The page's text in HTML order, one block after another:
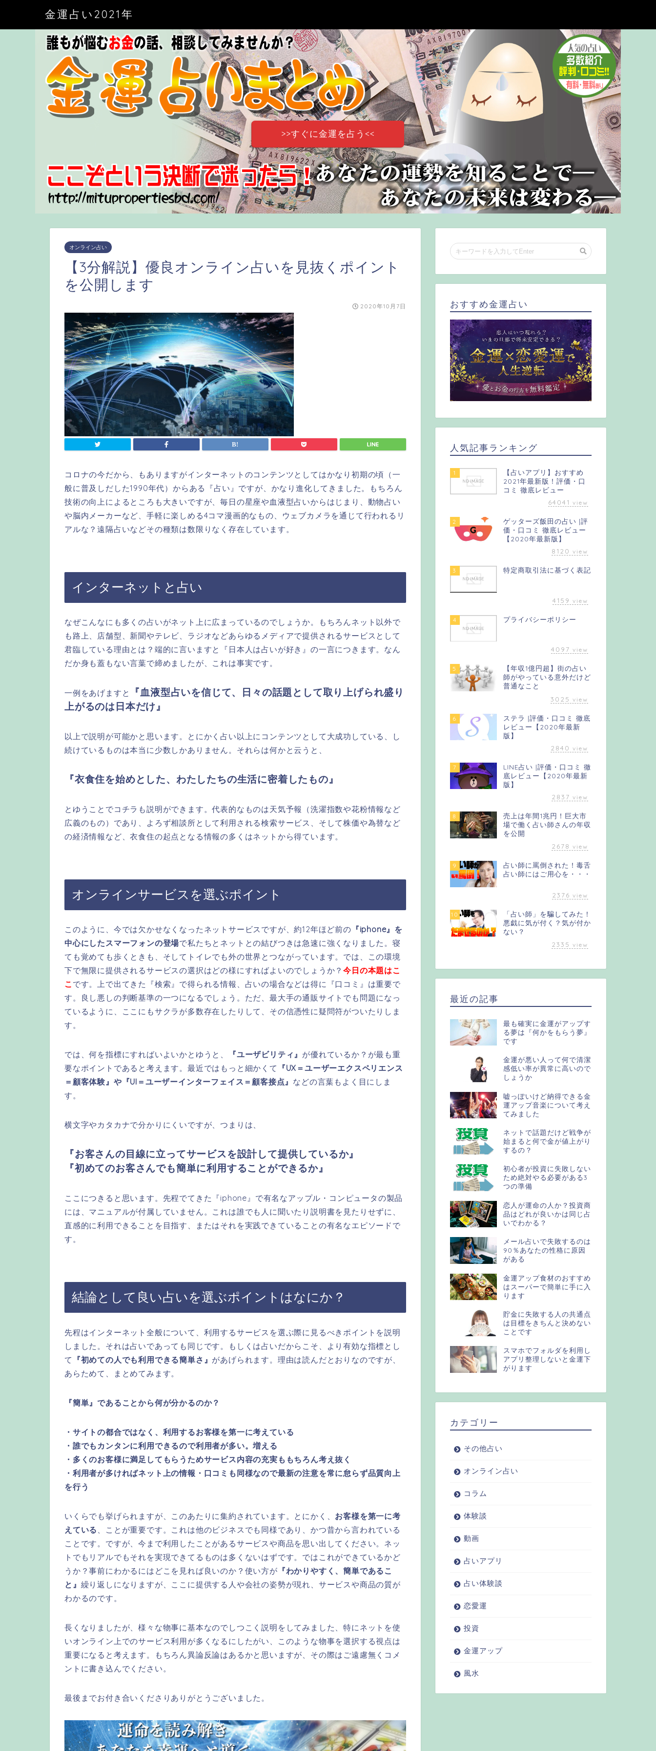
金運占い2021年
>>すぐに金運を占う<<
オンライン占い
【3分解説】優良オンライン占いを見抜くポイント
を公開します
2020年10月7日
コロナの今だから、もありますがインターネットのコンテンツとしてはかなり初期の頃（一
般に普及しだした1990年代）からある『占い』ですが、かなり進化してきました。もちろん
技術の向上によるところも大きいですが、毎日の星座や血液型占いからはじまり、動物占い
や脳内メーカーなど、手軽に楽しめる4コマ漫画的なもの、ウェブカメラを通じて行われるリ
アルな？遠隔占いなどその種類は数限りなく存在しています。
インターネットと占い
なぜこんなにも多くの占いがネット上に広まっているのでしょうか。もちろんネット以外で
も路上、店舗型、新聞やテレビ、ラジオなどあらゆるメディアで提供されるサービスとして
君臨している理由とは？端的に言いますと『日本人は占いが好き』の一言につきます。なん
だか身も蓋もない言葉で締めましたが、これは事実です。
一例をあげますと
『血液型占いを信じて、日々の話題として取り上げられ盛り
上がるのは日本だけ』
以上で説明が可能かと思います。とにかく占い以上にコンテンツとして大成功している、し
続けているものは本当に少数しかありません。それらは何かと云うと、
『衣食住を始めとした、わたしたちの生活に密着したもの』
とゆうことでコチラも説明ができます。代表的なものは天気予報（洗濯指数や花粉情報など
広義のもの）であり、よろず相談所として利用される検索サービス、そして株価や為替など
の経済情報など、衣食住の起点となる情報の多くはネットから得ています。
オンラインサービスを選ぶポイント
このように、今では欠かせなくなったネットサービスですが、約12年ほど前の 『iphone』を
中心にしたスマーフォンの登場で私たちとネットとの結びつきは急速に強くなりました。寝
ても覚めても歩くときも、そしてトイレでも外の世界とつながっています。では、この環境
下で無限に提供されるサービスの選択はどの様にすればよいのでしょうか？今日の本題はこ
こ です。上で出てきた『検索』で得られる情報、占いの場合などは得に『口コミ』は重要で
す。良し悪しの判断基準の一つになるでしょう。ただ、最大手の通販サイトでも問題になっ
ているように、ここにもサクラが多数存在したりして、その信憑性に疑問符がついたりしま
す。
では、何を指標にすればいよいかとゆうと、 『ユーザビリティ』 が優れているか？が最も重
要なポイントであると考えます。最近ではもっと細かくて 『UX＝ユーザーエクスペリエンス
＝顧客体験』や『UI＝ユーザーインターフェイス＝顧客接点』 などの言葉もよく目にしま
す。
横文字やカタカナで分かりにくいですが、つまりは、
『お客さんの目線に立ってサービスを設計して提供しているか』
『初めてのお客さんでも簡単に利用することができるか』
ここにつきると思います。先程でてきた『iphone』で有名なアップル・コンピュータの製品
には、マニュアルが付属していません。これは誰でも人に聞いたり説明書を見たりせずに、
直感的に利用できることを目指す、またはそれを実践できていることの有名なエピソードで
す。
結論として良い占いを選ぶポイントはなにか？
先程はインターネット全般について、利用するサービスを選ぶ際に見るべきポイントを説明
しました。それは占いであっても同じです。もしくは占いだからこそ、より有効な指標とし
て 『初めての人でも利用できる簡単さ』 があげられます。理由は読んだとおりなのですが、
あらためて、まとめてみます。
『簡単』であることから何が分かるのか？
・サイトの都合ではなく、利用するお客様を第一に考えている
・誰でもカンタンに利用できるので利用者が多い。増える
・多くのお客様に満足してもらうためサービス内容の充実ももちろん考え抜く
・利用者が多ければネット上の情報・口コミも同様なので最新の注意を常に怠らず品質向上
を行う
いくらでも挙げられますが、このあたりに集約されています。とにかく、 お客様を第一に考
えている
、ことが重要です。これは他のビジネスでも同様であり、かつ昔から言われている
ことです。ですが、今まで利用したことがあるサービスや商品を思い出してください。ネッ
トでもリアルでもそれを実現できてるものは多くないはずです。ではこれができているかど
うか？事前にわかるにはどこを見れば良いのか？使い方が 『わかりやすく、簡単であるこ
と』 繰り返しになりますが、ここに提供する人や会社の姿勢が現れ、サービスや商品の質が
わかるのです。
長くなりましたが、様々な物事に基本なのでしつこく説明をしてみました、特にネットを使
いオンライン上でのサービス利用が多くなるにしたがい、このような物事を選択する視点は
重要になると考えます。もちろん異論反論はあるかと思いますが、その際はご遠慮無くコメ
ントに書き込んでください。
最後までお付き合いくださりありがとうございました。
おすすめ金運占い
人気記事ランキング
1
【占いアプリ】おすすめ
2021年最新版！評価・口
コミ 徹底レビュー
64041 view
2
ゲッターズ飯田の占い |評
価・口コミ 徹底レビュー
【2020年最新版】
8120 view
3 特定商取引法に基づく表記
4159 view
4 プライバシーポリシー
4097 view
5
【年収1億円超】街の占い
師がやっている意外だけど
普通なこと
3025 view
6
ステラ |評価・口コミ 徹底
レビュー【2020年最新
版】
2840 view
7
LINE占い |評価・口コミ 徹
底レビュー【2020年最新
版】
2837 view
8
売上は年間1兆円！巨大市
場で働く占い師さんの年収
を公開
2678 view
9
占い師に罵倒された！毒舌
占い師にはご用心を・・・
2376 view
10
「占い師」を騙してみた！
悪戯に気が付く？気が付か
ない？
2335 view
最近の記事
最も確実に金運がアップす
る夢は『何かをもらう夢』
です
金運が悪い人って何で清潔
感低い率が異常に高いので
しょうか
嘘っぽいけど納得できる金
運アップ音楽について考え
てみました
ネットで話題だけど戦争が
始まると何で金が値上がり
するの？
初心者が投資に失敗しない
ため絶対やる必要がある3
つの準備
恋人が運命の人か？投資商
品はどれが良いかは同じ占
いでわかる？
メール占いで失敗するのは
90％あなたの性格に原因
がある
金運アップ食材のおすすめ
はスーパーで簡単に手に入
ります
貯金に失敗する人の共通点
は目標をきちんと決めない
ことです
スマホでフォルダを利用し
アプリ整理しないと金運下
がります
カテゴリー
その他占い
オンライン占い
コラム
体験談
動画
占いアプリ
占い体験談
恋愛運
投資
金運アップ
風水